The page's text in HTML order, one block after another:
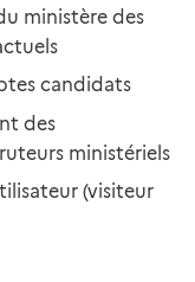
ministère des
candidats
des
ministériels
(visiteur